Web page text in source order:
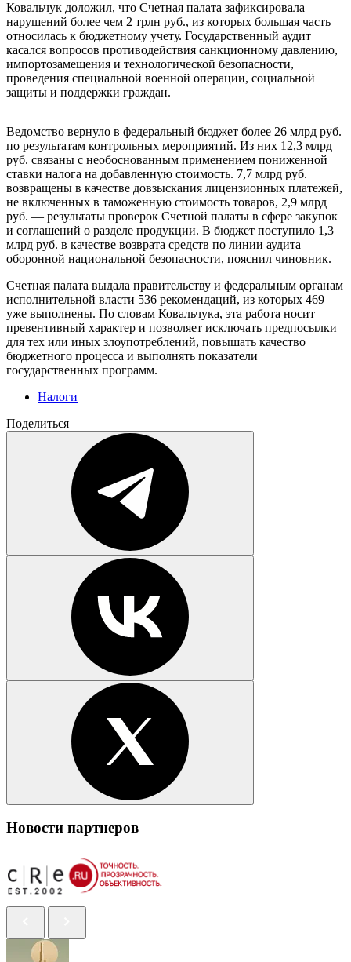
Ковальчук доложил, что Счетная палата зафиксировала
нарушений более чем 2 трлн руб., из которых большая часть
относилась к бюджетному учету. Государственный аудит
касался вопросов противодействия санкционному давлению,
импортозамещения и технологической безопасности,
проведения специальной военной операции, социальной
защиты и поддержки граждан.
Ведомство вернуло в федеральный бюджет более 26 млрд руб.
по результатам контрольных мероприятий. Из них 12,3 млрд
руб. связаны с необоснованным применением пониженной
ставки налога на добавленную стоимость. 7,7 млрд руб.
возвращены в качестве довзыскания лицензионных платежей,
не включенных в таможенную стоимость товаров, 2,9 млрд
руб. — результаты проверок Счетной палаты в сфере закупок
и соглашений о разделе продукции. В бюджет поступило 1,3
млрд руб. в качестве возврата средств по линии аудита
оборонной национальной безопасности, пояснил чиновник.
Счетная палата выдала правительству и федеральным органам
исполнительной власти 536 рекомендаций, из которых 469
уже выполнены. По словам Ковальчука, эта работа носит
превентивный характер и позволяет исключать предпосылки
для тех или иных злоупотреблений, повышать качество
бюджетного процесса и выполнять показатели
государственных программ.
Налоги
Поделиться
Новости партнеров